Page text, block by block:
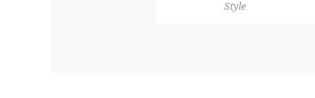
Style